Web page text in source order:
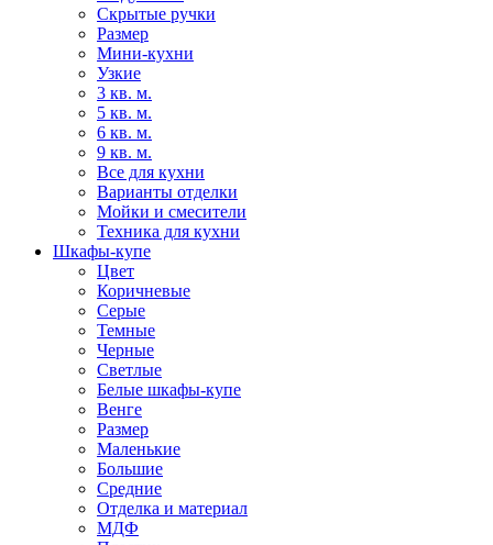
Скрытые ручки
Размер
Мини-кухни
Узкие
3 кв. м.
5 кв. м.
6 кв. м.
9 кв. м.
Все для кухни
Варианты отделки
Мойки и смесители
Техника для кухни
Шкафы-купе
Цвет
Коричневые
Серые
Темные
Черные
Светлые
Белые шкафы-купе
Венге
Размер
Маленькие
Большие
Средние
Отделка и материал
МДФ